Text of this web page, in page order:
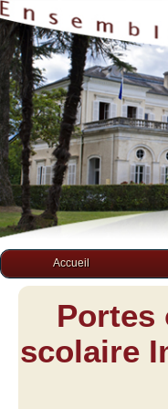
Accueil
Portes
scolaire